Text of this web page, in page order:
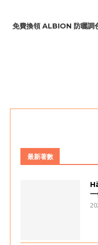
免費換領 ALBION 防曬調
最新著數